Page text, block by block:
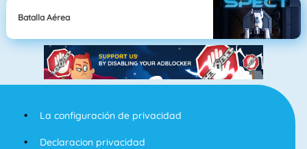
Batalla Aérea
La configuración de privacidad
Declaracion privacidad